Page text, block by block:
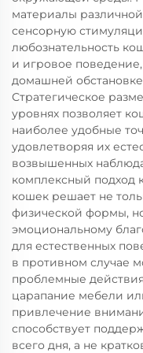
материалы
сенсорную
любознательность
и игровое
домашней
Стратегическое
уровнях позволяет
наиболее удобные
удовлетворяя их
возвышенных
комплексный подход
кошек решает не
физической формы,
эмоциональному
для естественных
в противном случае
проблемные
царапание мебели
привлечение
способствует
всего дня, а не